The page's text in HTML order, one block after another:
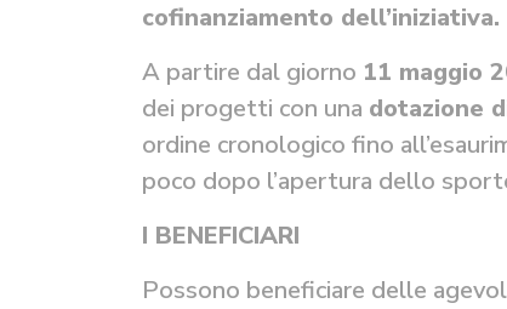
cofinanziamento dell’iniziativa.
A partire dal giorno 11 maggio
dei progetti con una dotazione
ordine cronologico fino
poco dopo l’apertura dello
I BENEFICIARI
Possono beneficiare delle